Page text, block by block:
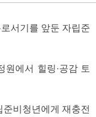
서기를 앞둔 자립준
원에서 힐링·공감 토
비청년에게 재충전